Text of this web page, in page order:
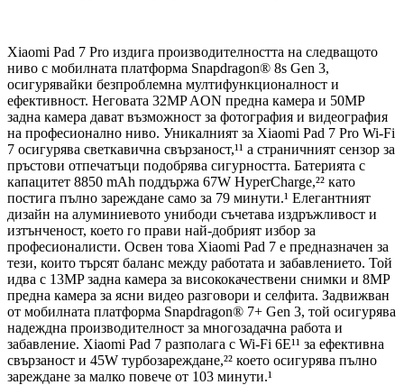
Xiaomi Pad 7 Pro издига производителността на следващото
ниво с мобилната платформа Snapdragon® 8s Gen 3,
осигурявайки безпроблемна мултифункционалност и
ефективност. Неговата 32MP AON предна камера и 50MP
задна камера дават възможност за фотография и видеография
на професионално ниво. Уникалният за Xiaomi Pad 7 Pro Wi-Fi
7 осигурява светкавична свързаност,¹¹ а страничният сензор за
пръстови отпечатъци подобрява сигурността. Батерията с
капацитет 8850 mAh поддържа 67W HyperCharge,²² като
постига пълно зареждане само за 79 минути.¹ Елегантният
дизайн на алуминиевото унибоди съчетава издръжливост и
изтънченост, което го прави най-добрият избор за
професионалисти. Освен това Xiaomi Pad 7 е предназначен за
тези, които търсят баланс между работата и забавлението. Той
идва с 13MP задна камера за висококачествени снимки и 8MP
предна камера за ясни видео разговори и селфита. Задвижван
от мобилната платформа Snapdragon® 7+ Gen 3, той осигурява
надеждна производителност за многозадачна работа и
забавление. Xiaomi Pad 7 разполага с Wi-Fi 6E¹¹ за ефективна
свързаност и 45W турбозареждане,²² което осигурява пълно
зареждане за малко повече от 103 минути.¹